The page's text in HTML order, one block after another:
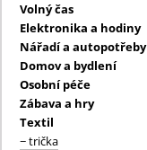
Volný čas
Elektronika a hodiny
Nářadí a autopotřeby
Domov a bydlení
Osobní péče
Zábava a hry
Textil
− trička